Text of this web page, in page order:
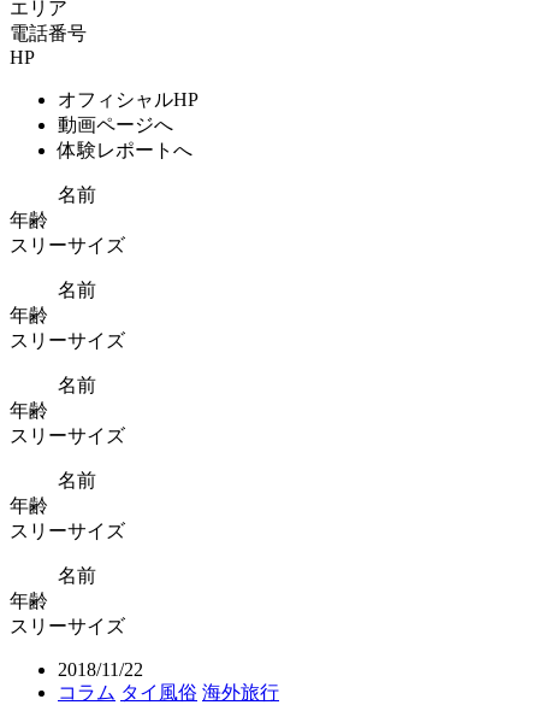
エリア
電話番号
HP
オフィシャルHP
動画ページへ
体験レポートへ
名前
年齢
スリーサイズ
名前
年齢
スリーサイズ
名前
年齢
スリーサイズ
名前
年齢
スリーサイズ
名前
年齢
スリーサイズ
2018/11/22
コラム タイ風俗 海外旅行